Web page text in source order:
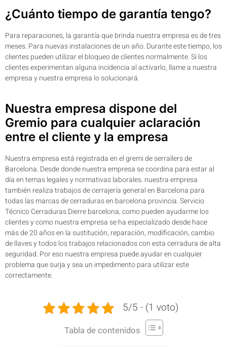
¿Cuánto tiempo de garantía tengo?
Para reparaciones, la garantía que brinda nuestra empresa es de tres
meses. Para nuevas instalaciones de un año. Durante este tiempo, los
clientes pueden utilizar el bloqueo de clientes normalmente. Si los
clientes experimentan alguna incidencia al activarlo, llame a nuestra
empresa y nuestra empresa lo solucionará.
Nuestra empresa dispone del
Gremio para cualquier aclaración
entre el cliente y la empresa
Nuestra empresa está registrada en el gremi de serrallers de
Barcelona. Desde donde nuestra empresa se coordina para estar al
día en temas legales y normativas laborales. nuestra empresa
también realiza trabajos de cerrajería general en Barcelona para
todas las marcas de cerraduras en barcelona provincia. Servicio
Técnico Cerraduras Dierre barcelona, ​​como pueden ayudarme los
clientes y como nuestra empresa se ha especializado desde hace
más de 20 años en la sustitución, reparación, modificación, cambio
de llaves y todos los trabajos relacionados con esta cerradura de alta
seguridad. Por eso nuestra empresa puede ayudar en cualquier
problema que surja y sea un impedimento para utilizar este
correctamente.
5/5 - (1 voto)
Tabla de contenidos